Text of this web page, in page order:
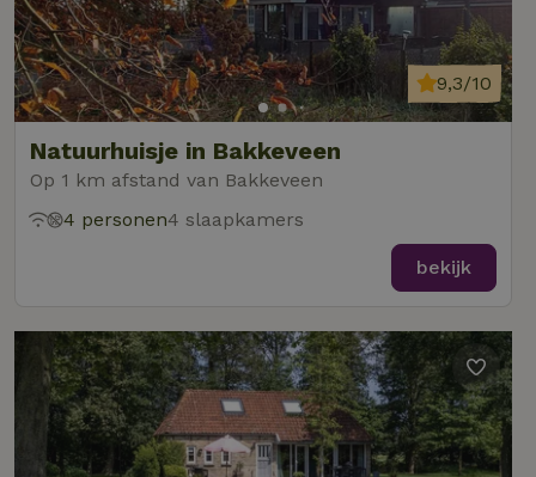
Natuurhuisje in Bakkeveen
Op 1 km afstand van Bakkeveen
9,3/10
4 personen4 slaapkamers
bekijk